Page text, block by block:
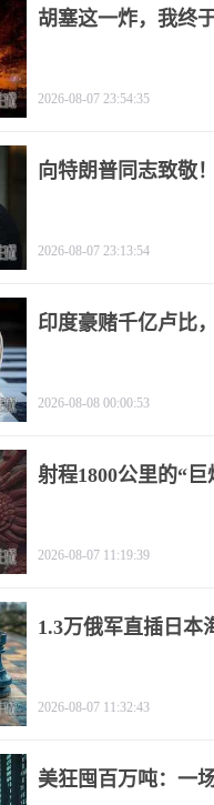
胡塞这一炸，我终
2026-08-07 23:54:35
向特朗普同志致敬
2026-08-07 23:13:54
印度豪赌千亿卢比
2026-08-08 00:00:53
射程1800公里的“巨
2026-08-07 11:19:39
1.3万俄军直插日本
2026-08-07 11:32:43
美狂囤百万吨：一